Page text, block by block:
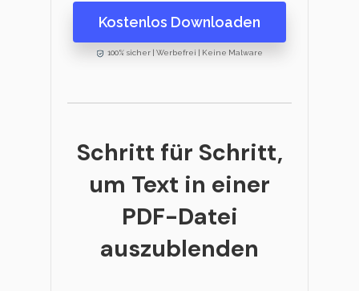
Kostenlos Downloaden
100% sicher | Werbefrei | Keine Malware
Schritt für Schritt,
um Text in einer
PDF-Datei
auszublenden